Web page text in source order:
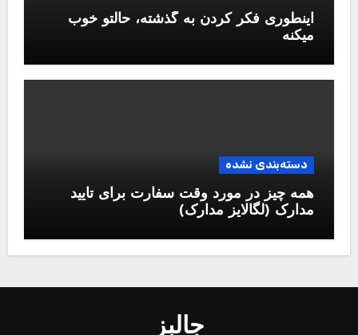
اینطوری فکر کردن به گذشته، حالتو خوب
میکنه
دسته‌بندی نشده
همه چیز در مورد وقت سفارت برای تایید
مدارک (لگالایز مدارک)
جالبز